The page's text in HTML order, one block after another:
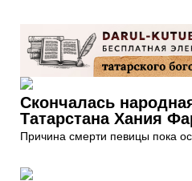
Скончалась
Татарстана Хания
Причина смерти певицы пока